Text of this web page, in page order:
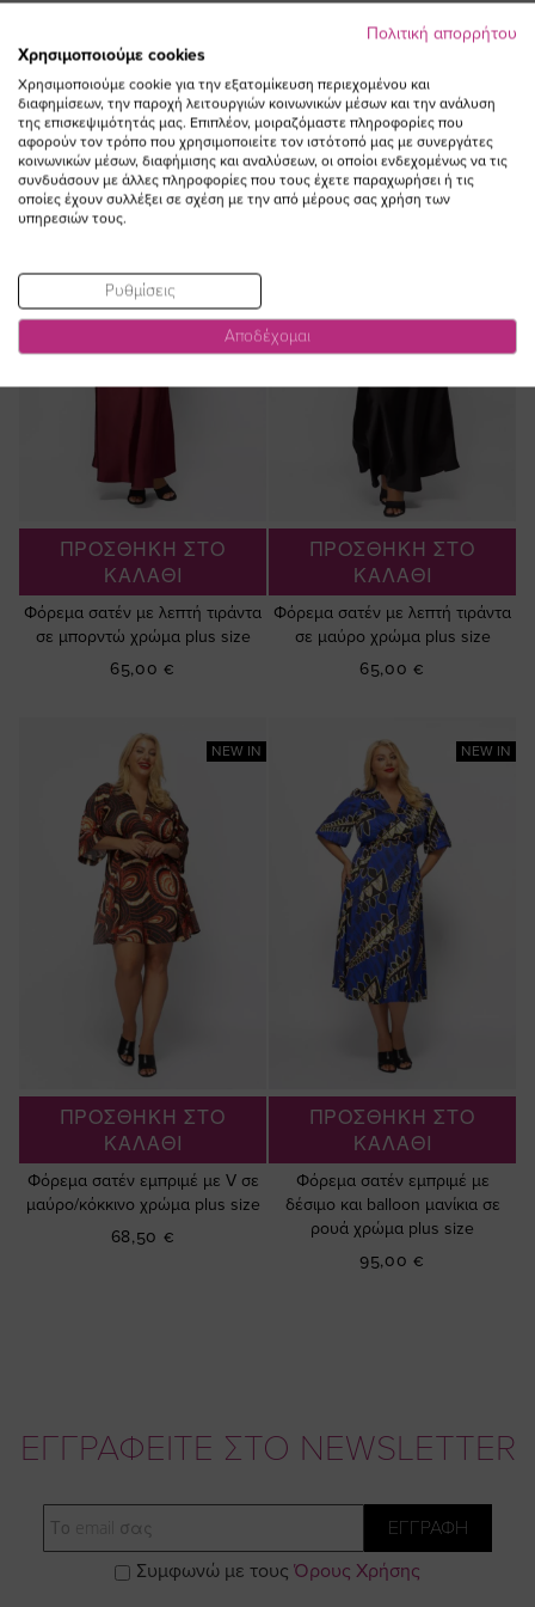
NEW IN
ΠΡΟΣΘΗΚΗ ΣΤΟ
ΚΑΛΑΘΙ
Φόρεμα σατέν με λεπτή τιράντα
σε μπορντώ χρώμα plus size
65,00 €
NEW IN
ΠΡΟΣΘΗΚΗ ΣΤΟ
ΚΑΛΑΘΙ
Φόρεμα σατέν με λεπτή τιράντα
σε μαύρο χρώμα plus size
65,00 €
NEW IN
ΠΡΟΣΘΗΚΗ ΣΤΟ
ΚΑΛΑΘΙ
Φόρεμα σατέν εμπριμέ με V σε
μαύρο/κόκκινο χρώμα plus size
68,50 €
NEW IN
ΠΡΟΣΘΗΚΗ ΣΤΟ
ΚΑΛΑΘΙ
Φόρεμα σατέν εμπριμέ με
δέσιμο και balloon μανίκια σε
ρουά χρώμα plus size
95,00 €
ΔΕΙΤΕ ΕΠΙΣΗΣ
ΕΓΓΡΑΦΕΙΤΕ ΣΤΟ NEWSLETTER
Email
ΕΓΓΡΑΦΗ
Συμφωνώ με τους Όρους Χρήσης
Πολιτική απορρήτου
Χρησιμοποιούμε cookies
Χρησιμοποιούμε cookie για την εξατομίκευση περιεχομένου και
διαφημίσεων, την παροχή λειτουργιών κοινωνικών μέσων και την ανάλυση
της επισκεψιμότητάς μας. Επιπλέον, μοιραζόμαστε πληροφορίες που
αφορούν τον τρόπο που χρησιμοποιείτε τον ιστότοπό μας με συνεργάτες
κοινωνικών μέσων, διαφήμισης και αναλύσεων, οι οποίοι ενδεχομένως να τις
συνδυάσουν με άλλες πληροφορίες που τους έχετε παραχωρήσει ή τις
οποίες έχουν συλλέξει σε σχέση με την από μέρους σας χρήση των
υπηρεσιών τους.
Ρυθμίσεις
Αποδέχομαι